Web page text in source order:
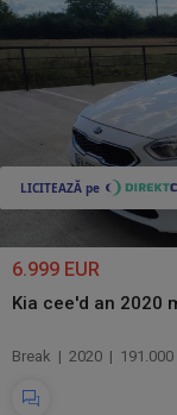
6.999 EUR
Kia cee'd an 2020
Break | 2020 |